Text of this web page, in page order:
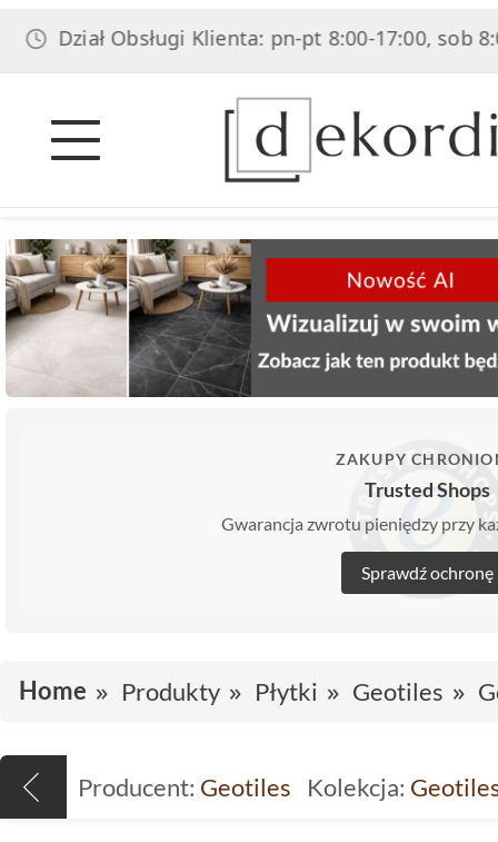
Obsługi Klienta: pn-pt 8:00-17:00, sob 8:00-14:00
ZAKUPY
Trusted Shops
Gwarancja zwrotu pieniędzy przy
Sprawdź ochronę
Home Produkty Płytki Geotiles
Producent: Geotiles Kolekcja: